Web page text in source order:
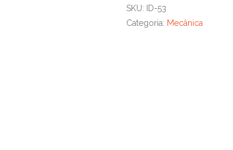
SKU:
ID-53
Categoria: Mecânica